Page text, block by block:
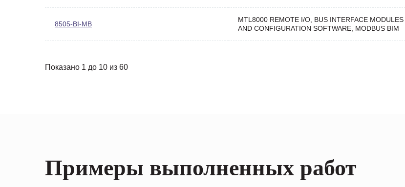
8505-BI-MB
MTL8000 REMOTE I/O, BUS INTERFACE MODULES
AND CONFIGURATION SOFTWARE, MODBUS BIM
Показано 1 до 10 из 60
Примеры выполненных работ